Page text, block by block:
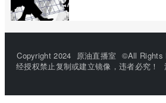
Copyright 2024 原油直播室 ©All Rights
经授权禁止复制或建立镜像，违者必究！